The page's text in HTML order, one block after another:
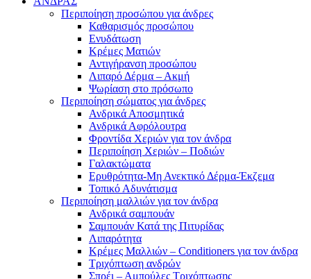
Περιποίηση προσώπου για άνδρες
Καθαρισμός προσώπου
Ενυδάτωση
Κρέμες Ματιών
Αντιγήρανση προσώπου
Λιπαρό Δέρμα – Ακμή
Ψωρίαση στο πρόσωπο
Περιποίηση σώματος για άνδρες
Ανδρικά Αποσμητικά
Ανδρικά Αφρόλουτρα
Φροντίδα Χεριών για τον άνδρα
Περιποίηση Χεριών – Ποδιών
Γαλακτώματα
Ερυθρότητα-Μη Ανεκτικό Δέρμα-Έκζεμα
Τοπικό Αδυνάτισμα
Περιποίηση μαλλιών για τον άνδρα
Ανδρικά σαμπουάν
Σαμπουάν Κατά της Πιτυρίδας
Λιπαρότητα
Κρέμες Μαλλιών – Conditioners για τον άνδρα
Τριχόπτωση ανδρών
Σπρέι – Αμπούλες Τριχόπτωσης